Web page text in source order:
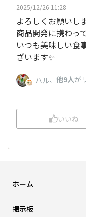
2025/12/26 11:28
よろしくお願いし
商品開発に携わっ
いつも美味しい食
ざいます✨
ハル、 他9人が
いいね
ホーム
掲示板